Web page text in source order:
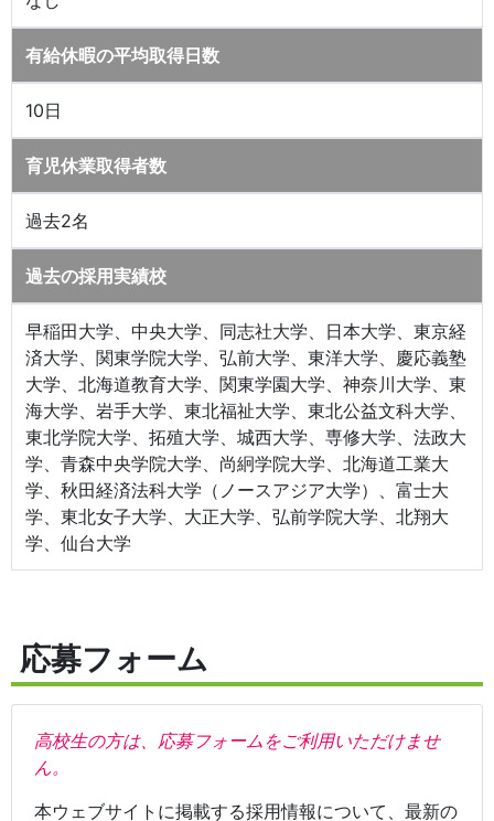
有給休暇の平均取得日数
10日
育児休業取得者数
過去2名
過去の採用実績校
早稲田大学、中央大学、同志社大学、日本大学、東京経
済大学、関東学院大学、弘前大学、東洋大学、慶応義塾
大学、北海道教育大学、関東学園大学、神奈川大学、東
海大学、岩手大学、東北福祉大学、東北公益文科大学、
東北学院大学、拓殖大学、城西大学、専修大学、法政大
学、青森中央学院大学、尚絅学院大学、北海道工業大
学、秋田経済法科大学（ノースアジア大学）、富士大
学、東北女子大学、大正大学、弘前学院大学、北翔大
学、仙台大学
応募フォーム
高校生の方は、応募フォームをご利用いただけませ
ん。
本ウェブサイトに掲載する採用情報について、最新の